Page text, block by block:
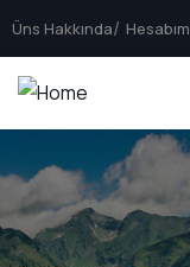
Üns Hakkında Hesabım